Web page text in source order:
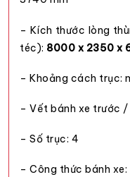
– Kích thước lòng
téc): 8000 x 2350 x
– Khoảng cách trục:
– Vết bánh xe trước
– Số trục: 4
– Công thức bánh xe: